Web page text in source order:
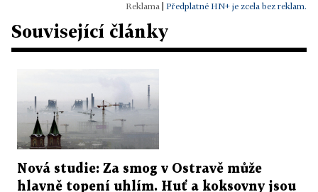
Předplatné HN+ je zcela bez reklam.
Související články
Nová studie: Za smog v Ostravě může
hlavně topení uhlím. Huť a koksovny jsou